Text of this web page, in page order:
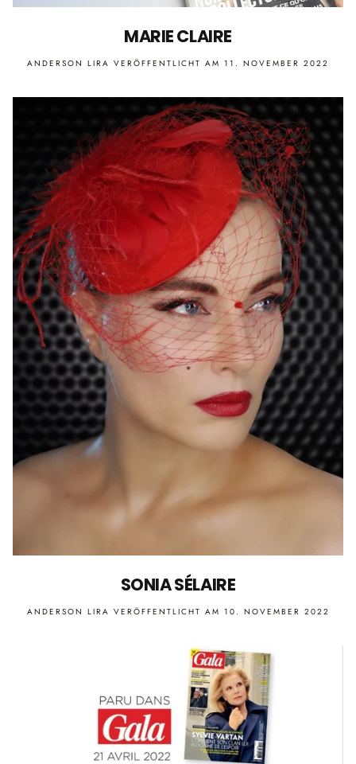
MARIE CLAIRE
ANDERSON LIRA VERÖFFENTLICHT AM 11. NOVEMBER 2022
SONIA SÉLAIRE
ANDERSON LIRA VERÖFFENTLICHT AM 10. NOVEMBER 2022